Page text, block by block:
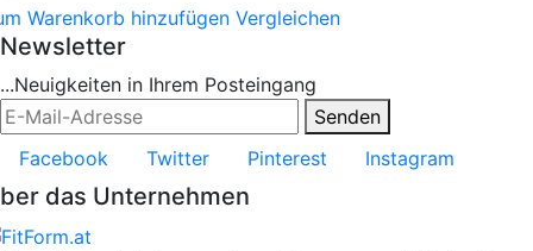
Warenkorb hinzufügen Vergleichen
Newsletter
...Neuigkeiten in Ihrem Posteingang
Senden
Facebook
Twitter Pinterest Instagram
das Unternehmen